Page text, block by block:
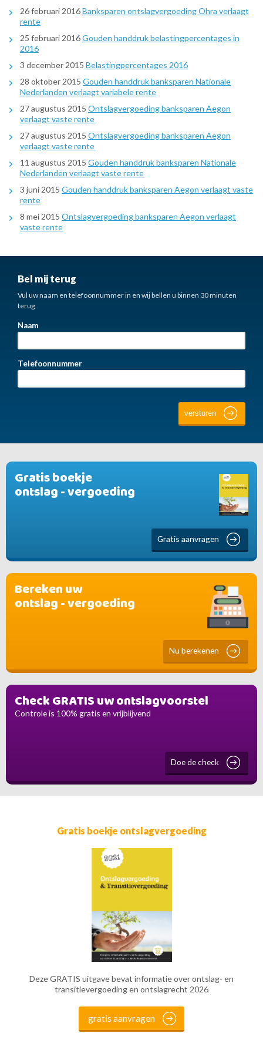
26 februari 2016Banksparen ontslagvergoeding Ohra verlaagt
rente
25 februari 2016Gouden handdruk belastingpercentages in
2016
3 december 2015 Belastingpercentages 2016
28 oktober 2015 Gouden handdruk banksparen Nationale
Nederlanden verlaagt variabele rente
27 augustus 2015 Ontslagvergoeding banksparen Aegon
verlaagt vaste rente
27 augustus 2015 Ontslagvergoeding banksparen Aegon
verlaagt vaste rente
11 augustus 2015 Gouden handdruk banksparen Nationale
Nederlanden verlaagt vaste rente
3 juni 2015 Gouden handdruk banksparen Aegon verlaagt vaste
rente
8 mei 2015 Ontslagvergoeding banksparen Aegon verlaagt
vaste rente
Gratis boekje
ontslag - vergoeding
Gratis aanvragen
Bereken uw
ontslag - vergoeding
Nu berekenen
Check GRATIS uw ontslagvoorstel
Controle is 100% gratis en vrijblijvend
Doe de check
Bel mij terug
Vul uw naam en telefoonnummer in en wij bellen u binnen 30 minuten
terug
Naam
Telefoonnummer
Gratis boekje ontslagvergoeding
Deze GRATIS uitgave bevat informatie over ontslag- en
transitievergoeding en ontslagrecht 2026
gratis aanvragen